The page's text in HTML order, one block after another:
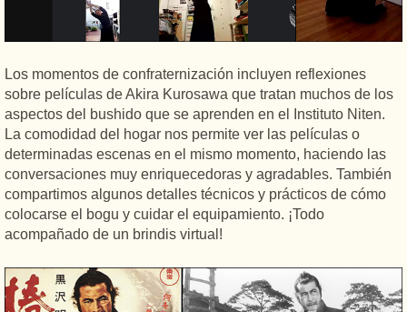
Los momentos de confraternización incluyen reflexiones
sobre películas de Akira Kurosawa que tratan muchos de los
aspectos del bushido que se aprenden en el Instituto Niten.
La comodidad del hogar nos permite ver las películas o
determinadas escenas en el mismo momento, haciendo las
conversaciones muy enriquecedoras y agradables. También
compartimos algunos detalles técnicos y prácticos de cómo
colocarse el bogu y cuidar el equipamiento. ¡Todo
acompañado de un brindis virtual!